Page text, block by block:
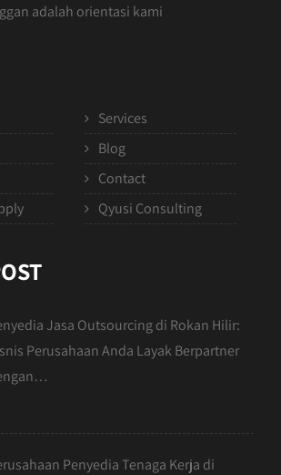
adalah orientasi kami
Services
Blog
Contact
Qyusi Consulting
Jasa Outsourcing di Rokan Hilir:
Perusahaan Anda Layak Berpartner
Penyedia Tenaga Kerja di